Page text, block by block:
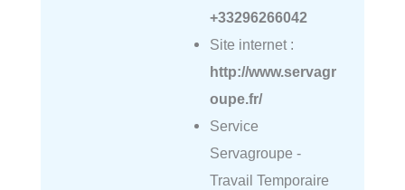
+33296266042
Site internet :
http://www.servagr
oupe.fr/
Service
Servagroupe -
Travail Temporaire